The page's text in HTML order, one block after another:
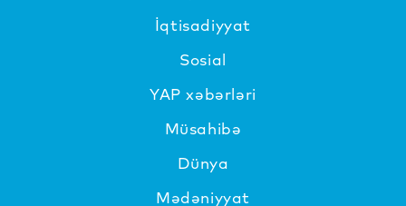
İqtisadiyyat
Sosial
YAP xəbərləri
Müsahibə
Dünya
Mədəniyyat